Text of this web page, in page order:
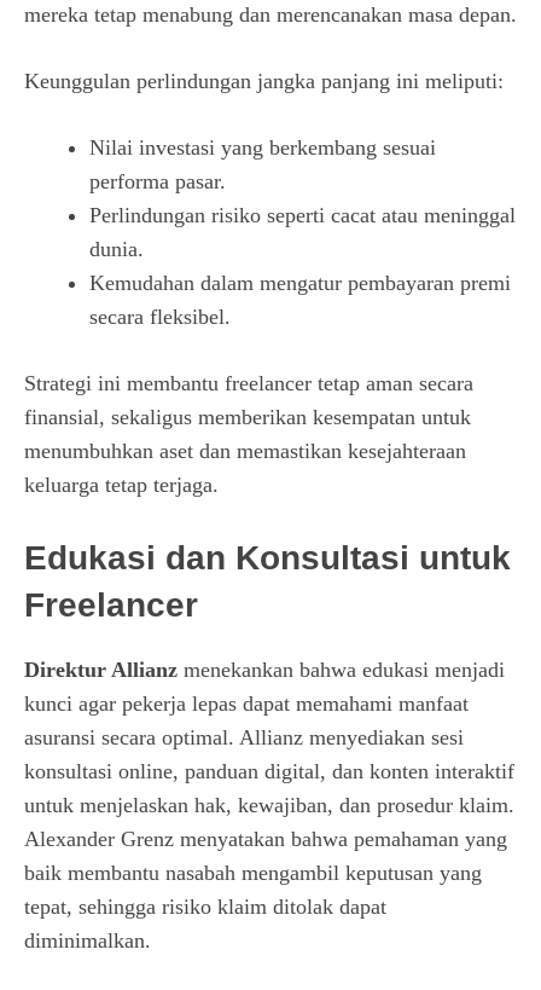
mereka tetap menabung dan merencanakan masa depan.
Keunggulan perlindungan jangka panjang ini meliputi:
Nilai investasi yang berkembang sesuai
performa pasar.
Perlindungan risiko seperti cacat atau meninggal
dunia.
Kemudahan dalam mengatur pembayaran premi
secara fleksibel.
Strategi ini membantu freelancer tetap aman secara
finansial, sekaligus memberikan kesempatan untuk
menumbuhkan aset dan memastikan kesejahteraan
keluarga tetap terjaga.
Edukasi dan Konsultasi untuk
Freelancer
Direktur Allianz menekankan bahwa edukasi menjadi
kunci agar pekerja lepas dapat memahami manfaat
asuransi secara optimal. Allianz menyediakan sesi
konsultasi online, panduan digital, dan konten interaktif
untuk menjelaskan hak, kewajiban, dan prosedur klaim.
Alexander Grenz menyatakan bahwa pemahaman yang
baik membantu nasabah mengambil keputusan yang
tepat, sehingga risiko klaim ditolak dapat
diminimalkan.